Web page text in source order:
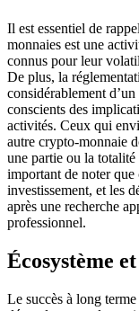
Il est essentiel de
monnaies est une
connus pour leur
De plus, la
considérablement
conscients des
activités. Ceux qui
autre crypto-monnaie
une partie ou la
important de noter que
investissement, et les
après une recherche
professionnel.
Écosystème
Le succès à long